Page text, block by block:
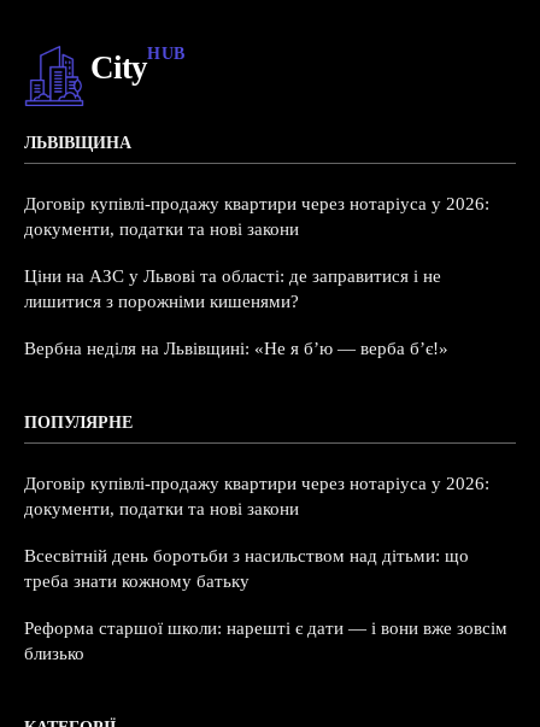
CityHUB
ЛЬВІВЩИНА
Договір купівлі-продажу квартири через нотаріуса у 2026:
документи, податки та нові закони
Ціни на АЗС у Львові та області: де заправитися і не
лишитися з порожніми кишенями?
Вербна неділя на Львівщині: «Не я б’ю — верба б’є!»
ПОПУЛЯРНЕ
Договір купівлі-продажу квартири через нотаріуса у 2026:
документи, податки та нові закони
Всесвітній день боротьби з насильством над дітьми: що
треба знати кожному батьку
Реформа старшої школи: нарешті є дати — і вони вже зовсім
близько